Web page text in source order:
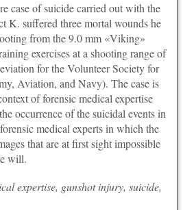
case of suicide carried out with the
K. suffered three mortal wounds he
from the 9.0 mm «Viking»
exercises at a shooting range of
for the Volunteer Society for
Aviation, and Navy). The case is
of forensic medical expertise
occurrence of the suicidal events in
medical experts in which the
that are at first sight impossible
will.
expertise, gunshot injury, suicide,